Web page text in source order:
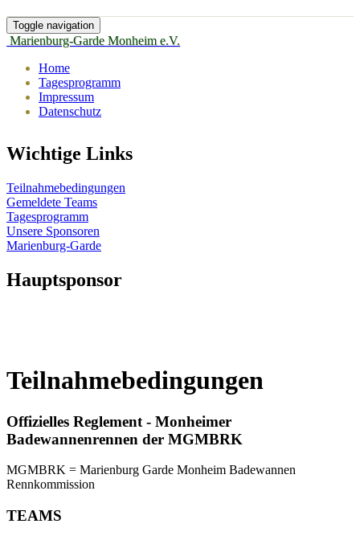
Toggle navigation
Marienburg-Garde Monheim e.V.
Home
Tagesprogramm
Impressum
Datenschutz
Wichtige Links
Teilnahmebedingungen
Gemeldete Teams
Tagesprogramm
Unsere Sponsoren
Marienburg-Garde
Hauptsponsor
Teilnahmebedingungen
Offizielles Reglement - Monheimer
Badewannenrennen der MGMBRK
MGMBRK = Marienburg Garde Monheim Badewannen
Rennkommission
TEAMS